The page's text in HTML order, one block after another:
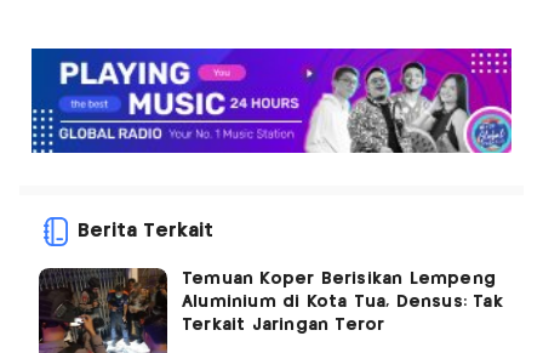
Berita Terkait
Temuan Koper Berisikan Lempeng
Aluminium di Kota Tua, Densus: Tak
Terkait Jaringan Teror